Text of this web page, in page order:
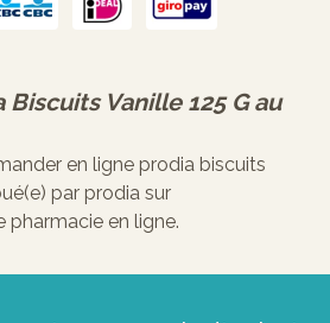
Biscuits Vanille 125 Gau
en ligne prodia biscuits
par prodia sur
pharmacie en ligne.